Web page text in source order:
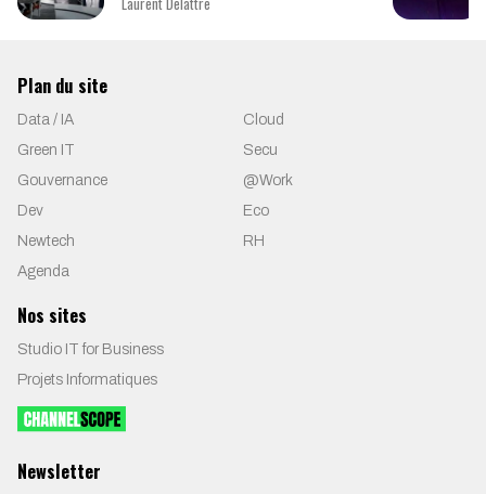
Plan du site
Data / IA
Cloud
Green IT
Secu
Gouvernance
@Work
Dev
Eco
Newtech
RH
Agenda
Nos sites
Studio IT for Business
Projets Informatiques
Newsletter